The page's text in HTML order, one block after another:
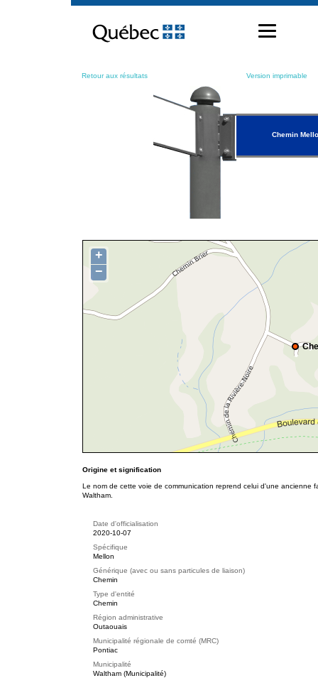
contenu
Retour aux résultats Version imprimable
Chemin
+
−
Origine et signification
Le nom de cette voie de communication reprend celui d'une ancienne
Waltham.
Date d'officialisation
2020-10-07
Spécifique
Mellon
Générique (avec ou sans particules de liaison)
Chemin
Type d'entité
Chemin
Région administrative
Outaouais
Municipalité régionale de comté (MRC)
Pontiac
Municipalité
Waltham (Municipalité)